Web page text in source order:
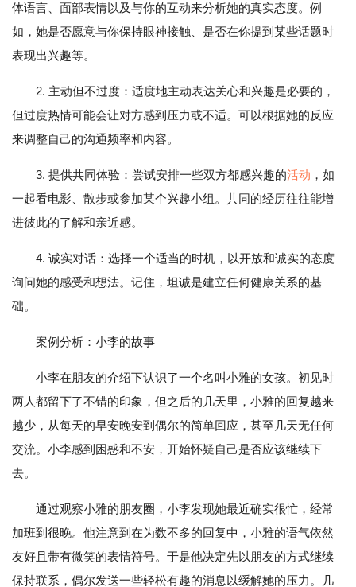
体语言、面部表情以及与你的互动来分析她的真实态度。例
如，她是否愿意与你保持眼神接触、是否在你提到某些话题时
表现出兴趣等。
2. 主动但不过度：适度地主动表达关心和兴趣是必要的，
但过度热情可能会让对方感到压力或不适。可以根据她的反应
来调整自己的沟通频率和内容。
3. 提供共同体验：尝试安排一些双方都感兴趣的活动 ，如
一起看电影、散步或参加某个兴趣小组。共同的经历往往能增
进彼此的了解和亲近感。
4. 诚实对话：选择一个适当的时机，以开放和诚实的态度
询问她的感受和想法。记住，坦诚是建立任何健康关系的基
础。
案例分析：小李的故事
小李在朋友的介绍下认识了一个名叫小雅的女孩。初见时
两人都留下了不错的印象，但之后的几天里，小雅的回复越来
越少，从每天的早安晚安到偶尔的简单回应，甚至几天无任何
交流。小李感到困惑和不安，开始怀疑自己是否应该继续下
去。
通过观察小雅的朋友圈，小李发现她最近确实很忙，经常
加班到很晚。他注意到在为数不多的回复中，小雅的语气依然
友好且带有微笑的表情符号。于是他决定先以朋友的方式继续
保持联系，偶尔发送一些轻松有趣的消息以缓解她的压力。几